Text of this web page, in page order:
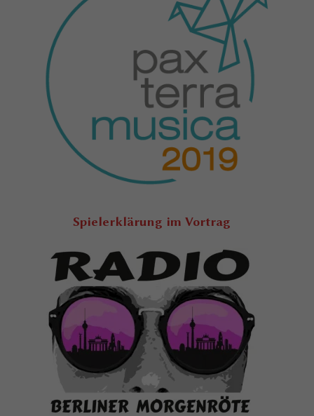
Spielerklärung im Vortrag